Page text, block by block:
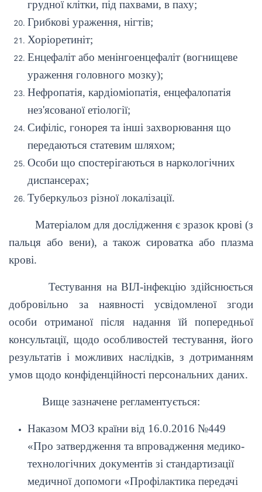
грудної клітки, під пахвами, в паху;
Грибкові ураження, нігтів;
Хоріоретиніт;
Енцефаліт або менінгоенцефаліт (вогнищеве
ураження головного мозку);
Нефропатія, кардіоміопатія, енцефалопатія
нез'ясованої етіології;
Сифіліс, гонорея та інші захворювання що
передаються статевим шляхом;
Особи що спостерігаються в наркологічних
диспансерах;
Туберкульоз різної локалізації.
Матеріалом для дослідження є зразок крові (з
пальця або вени), а також сироватка або плазма
крові.
Тестування на ВІЛ-інфекцію здійснюється
добровільно за наявності усвідомленої згоди
особи отриманої після надання їй попередньої
консультації, щодо особливостей тестування, його
результатів і можливих наслідків, з дотриманням
умов щодо конфіденційності персональних даних.
Вище зазначене регламентується:
Наказом МОЗ країни від 16.0.2016 №449
«Про затвердження та впровадження медико-
технологічних документів зі стандартизації
медичної допомоги «Профілактика передачі